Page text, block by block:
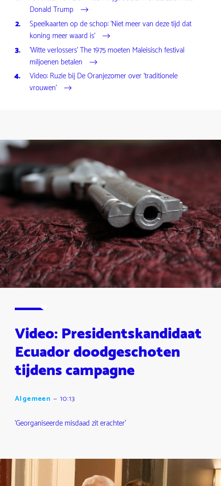
Donald Trump
Speelkaarten op de schop: 'Niet meer van deze tijd dat
koning meer waard is'
'Witte verlossers' The 1975 moeten Maleisisch festival
miljoenen betalen
Video: Ruzie bij De Oranjezomer over 'traditionele
vrouwen'
Video: Presidentskandidaat
Ecuador doodgeschoten
tijdens campagne
Algemeen — 10:13
'Georganiseerde misdaad zit erachter'